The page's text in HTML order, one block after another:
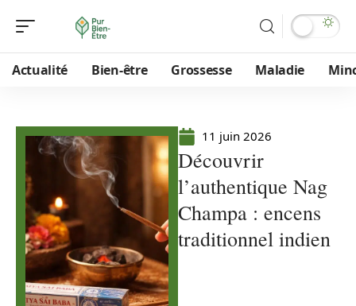
Actualité Bien-être Grossesse Maladie
11 juin 2026
Découvrir
l’authentique Nag
Champa : encens
traditionnel indien